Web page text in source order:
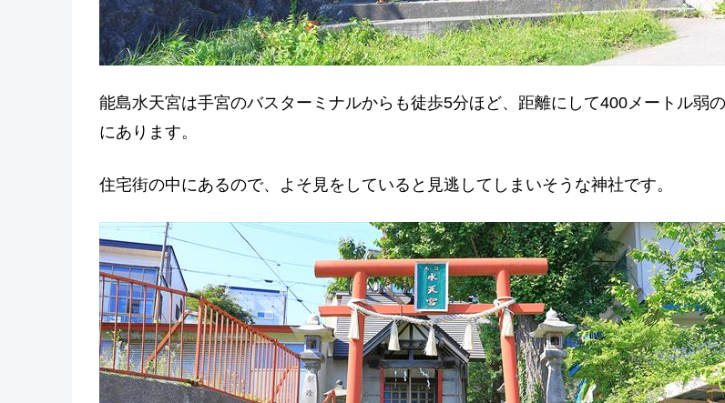
能島水天宮は手宮のバスターミナルからも徒歩5分ほど、距離にして400メートル弱
にあります。
住宅街の中にあるので、よそ見をしていると見逃してしまいそうな神社です。